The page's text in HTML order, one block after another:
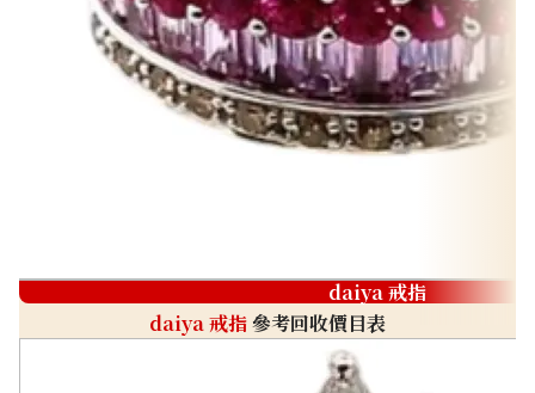
daiya 戒指
daiya 戒指參考回收價目表